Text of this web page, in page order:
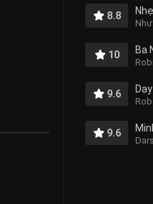
8.8
10 Ba
9.6
9.6